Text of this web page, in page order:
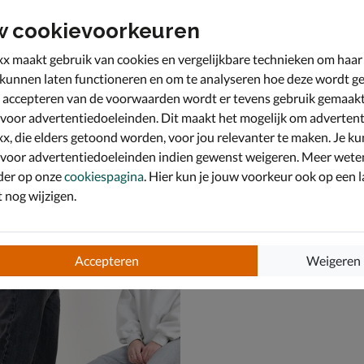
Skool
cookievoorkeuren
maakt gebruik van cookies en vergelijkbare technieken om
laten functioneren en om te analyseren hoe deze wordt
van de voorwaarden wordt er tevens gebruik
advertentiedoeleinden. Dit maakt het mogelijk om
die elders getoond worden, voor jou relevanter te maken. Je
advertentiedoeleinden indien gewenst weigeren. Meer
op onzecookiespagina. Hier kun je jouw voorkeur ook op een
nog wijzigen.
Accepteren Weigeren